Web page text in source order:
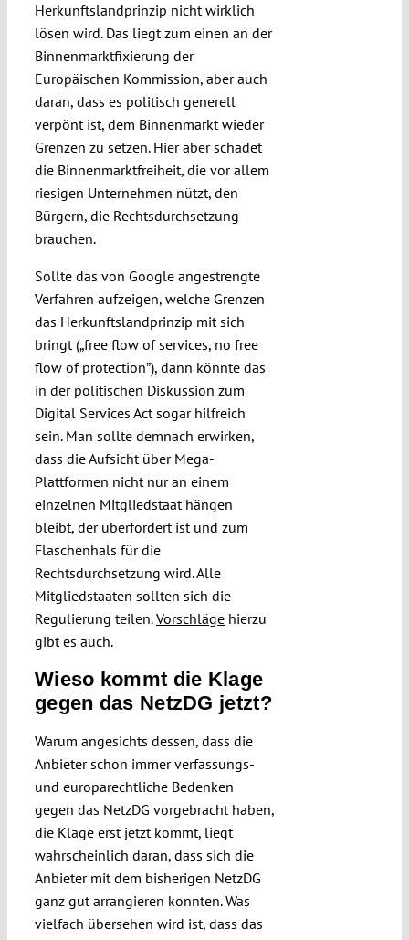
Herkunftslandprinzip nicht wirklich
lösen wird. Das liegt zum einen an der
Binnenmarktfixierung der
Europäischen Kommission, aber auch
daran, dass es politisch generell
verpönt ist, dem Binnenmarkt wieder
Grenzen zu setzen. Hier aber schadet
die Binnenmarktfreiheit, die vor allem
riesigen Unternehmen nützt, den
Bürgern, die Rechtsdurchsetzung
brauchen.
Sollte das von Google angestrengte
Verfahren aufzeigen, welche Grenzen
das Herkunftslandprinzip mit sich
bringt („free flow of services, no free
flow of protection”), dann könnte das
in der politischen Diskussion zum
Digital Services Act sogar hilfreich
sein. Man sollte demnach erwirken,
dass die Aufsicht über Mega-
Plattformen nicht nur an einem
einzelnen Mitgliedstaat hängen
bleibt, der überfordert ist und zum
Flaschenhals für die
Rechtsdurchsetzung wird. Alle
Mitgliedstaaten sollten sich die
Regulierung teilen.Vorschlägehierzu
gibt es auch.
Wieso kommt die Klage
gegen das NetzDG jetzt?
Warum angesichts dessen, dass die
Anbieter schon immer verfassungs-
und europarechtliche Bedenken
gegen das NetzDG vorgebracht haben,
die Klage erst jetzt kommt, liegt
wahrscheinlich daran, dass sich die
Anbieter mit dem bisherigen NetzDG
ganz gut arrangieren konnten. Was
vielfach übersehen wird ist, dass das